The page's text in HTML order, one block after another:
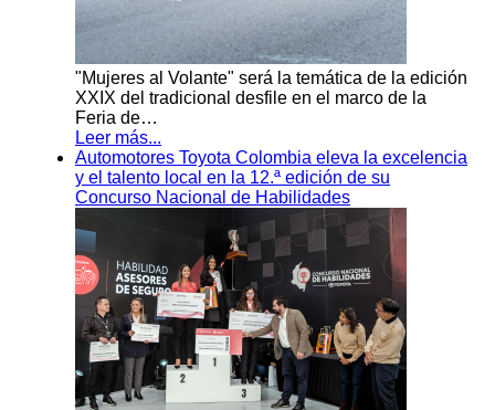
"Mujeres al Volante" será la temática de la edición
XXIX del tradicional desfile en el marco de la
Feria de…
Leer más...
Automotores Toyota Colombia eleva la excelencia
y el talento local en la 12.ª edición de su
Concurso Nacional de Habilidades